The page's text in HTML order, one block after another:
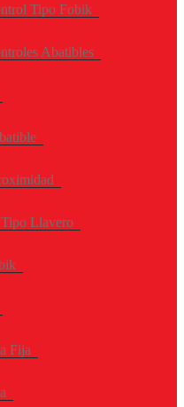
Tipo Fobik
Abatibles
Llavero
Fija